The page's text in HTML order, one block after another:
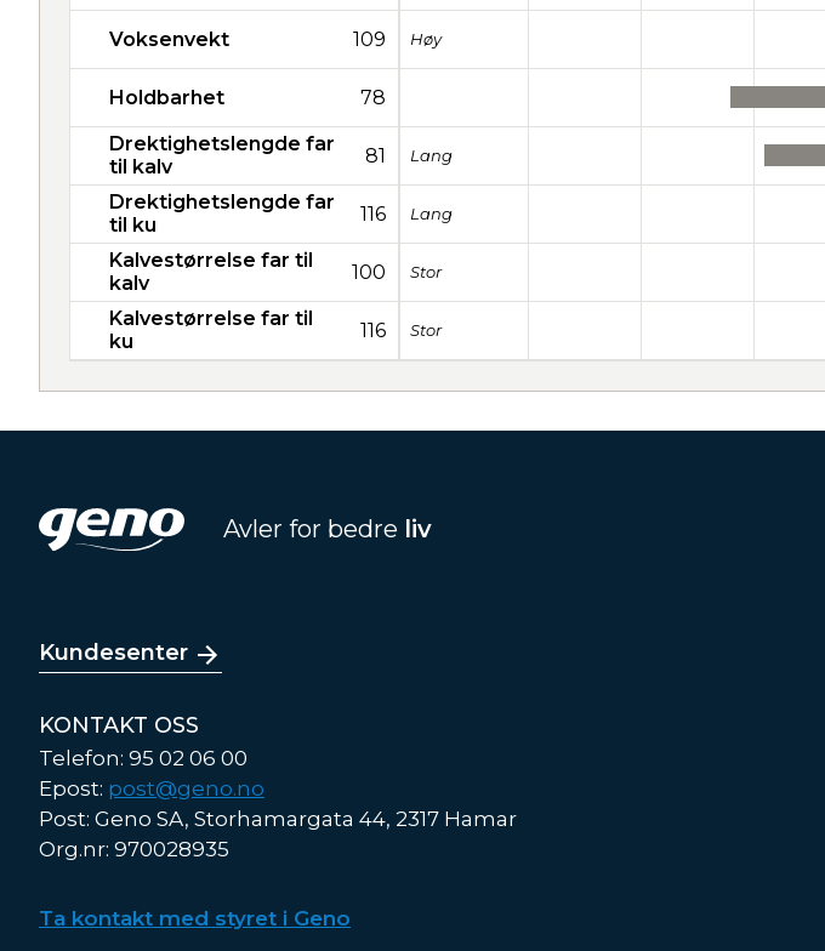
Voksenvekt 109 Høy
Holdbarhet 78
Drektighetslengde far
til kalv
81 Lang
Drektighetslengde far
til ku
116 Lang
Kalvestørrelse far til
kalv
100 Stor
Kalvestørrelse far til
ku
116 Stor
Avler for bedre liv
Kundesenter
KONTAKT OSS
Telefon: 95 02 06 00
Epost: post@geno.no
Post: Geno SA, Storhamargata 44, 2317 Hamar
Org.nr: 970028935
Ta kontakt med styret i Geno